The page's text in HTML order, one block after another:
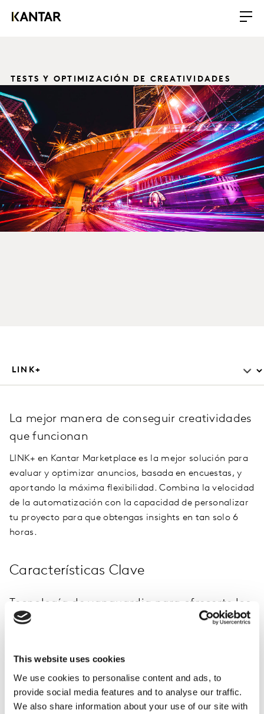
This website uses cookies
We use cookies to personalise content and ads, to
provide social media features and to analyse our traffic.
We also share information about your use of our site with
TESTS Y OPTIMIZACIÓN DE CREATIVIDADES
La mejor manera de conseguir creatividades
que funcionan
LINK+ en Kantar Marketplace es la mejor solución para
evaluar y optimizar anuncios, basada en encuestas, y
aportando la máxima flexibilidad. Combina la velocidad
de la automatización con la capacidad de personalizar
tu proyecto para que obtengas insights en tan solo 6
horas.
Características Clave
Tecnología de vanguardia para ofrecerte los
mejores insights
medidas de comportamiento digital y encuestas para
una visión completa de las verdaderas reacciones del
sistema 1 ante tu contenido.